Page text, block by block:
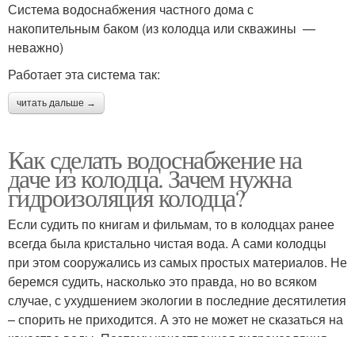
Система водоснабжения частного дома с
накопительным баком (из колодца или скважины —
неважно)
Работает эта система так:
читать дальше →
Как сделать водоснабжение на
даче из колодца. Зачем нужна
гидроизоляция колодца?
Если судить по книгам и фильмам, то в колодцах ранее
всегда была кристально чистая вода. А сами колодцы
при этом сооружались из самых простых материалов. Не
беремся судить, насколько это правда, но во всяком
случае, с ухудшением экологии в последние десятилетия
– спорить не приходится. А это не может не сказаться на